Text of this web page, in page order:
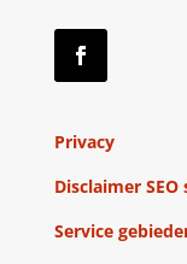
Privacy
Disclaimer SEO
Service